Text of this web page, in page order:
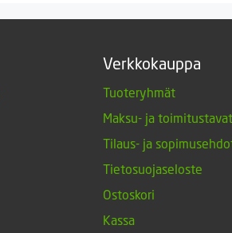
Verkkokauppa
Tuoteryhmät
Maksu- ja toimitustavat
Tilaus- ja
Tietosuojaseloste
Ostoskori
Kassa